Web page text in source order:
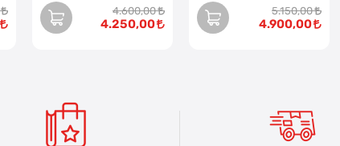
4.600,00
4.250,00
5.150,00
4.900,00